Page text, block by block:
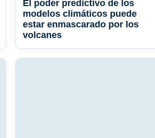
El poder predictivo de los
modelos climáticos puede
estar enmascarado por los
volcanes